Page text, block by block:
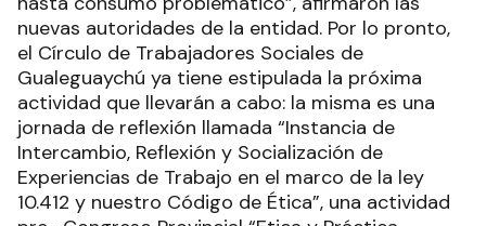
nuevas autoridades de la entidad. Por lo pronto,
el Círculo de Trabajadores Sociales de
Gualeguaychú ya tiene estipulada la próxima
actividad que llevarán a cabo: la misma es una
jornada de reflexión llamada “Instancia de
Intercambio, Reflexión y Socialización de
Experiencias de Trabajo en el marco de la ley
10.412 y nuestro Código de Ética”, una actividad